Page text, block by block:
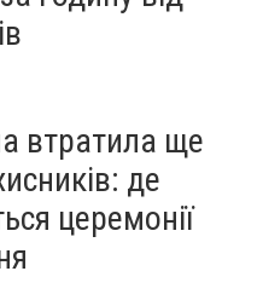
втратила ще
де
церемонії